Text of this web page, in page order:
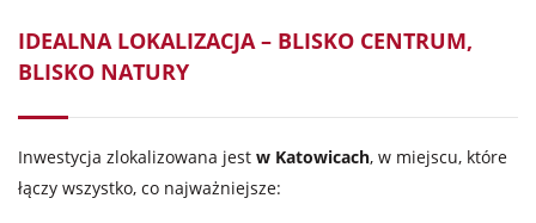
IDEALNA LOKALIZACJA – BLISKO CENTRUM,
BLISKO NATURY
Inwestycja zlokalizowana jest w Katowicach, w miejscu, które
łączy wszystko, co najważniejsze: